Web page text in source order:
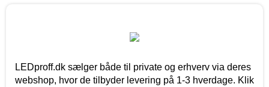
LEDproff.dk sælger både til private og erhverv via deres
webshop, hvor de tilbyder levering på 1-3 hverdage. Klik